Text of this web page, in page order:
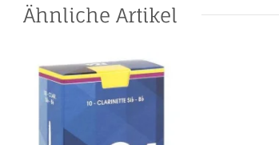
Ähnliche Artikel